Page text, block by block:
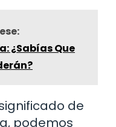
¿Sabías Que
de
podemos